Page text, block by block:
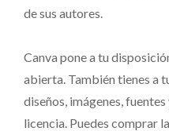
de sus autores.
Canva pone a tu
abierta. También tienes a
diseños, imágenes,
licencia. Puedes comprar